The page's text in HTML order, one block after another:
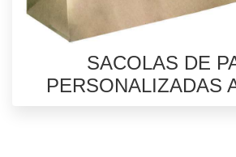
SACOLAS DE
PERSONALIZADAS